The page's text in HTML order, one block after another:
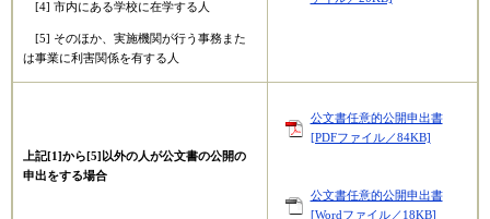
[4] 市内にある学校に在学する人
[5] そのほか、実施機関が行う事務また
は事業に利害関係を有する人
上記[1]から[5]以外の人が公文書の公開の
申出をする場合
公文書任意的公開申出書
[PDFファイル／84KB]
公文書任意的公開申出書
[Wordファイル／18KB]